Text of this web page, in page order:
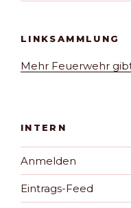
LINKSAMMLUNG
Mehr Feuerwehr
INTERN
Anmelden
Eintrags-Feed